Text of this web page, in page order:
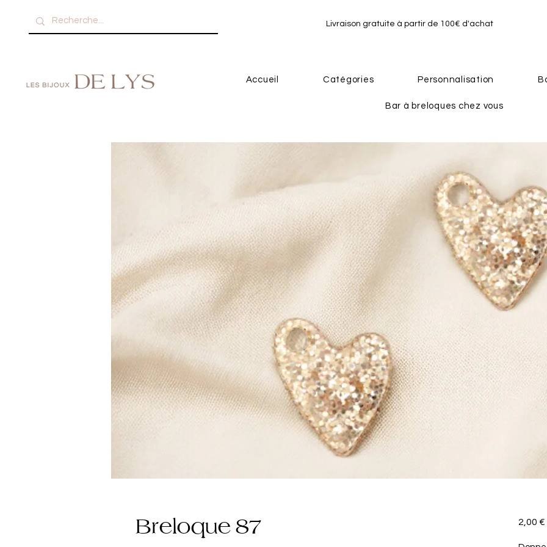
Livraison gratuite à partir de 100€ d'achat
Accueil Catégories Personnalisation
Bar à breloques chez vous
Breloque 87 2,00 €